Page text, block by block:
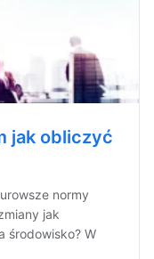
jak obliczyć
normy
jak
środowisko? W